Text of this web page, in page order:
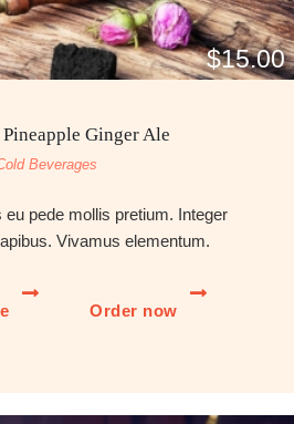
$15.00
Ginger Ale
Beverages
pede mollis pretium. Integer
Vivamus elementum.
Order now